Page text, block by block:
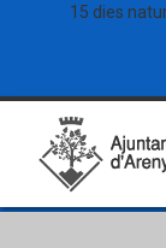
15 dies